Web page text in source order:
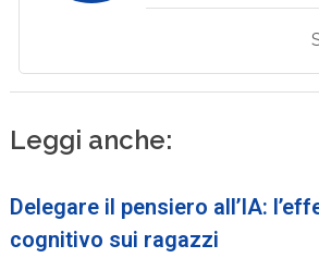
Leggi anche:
Delegare il pensiero all’IA:
cognitivo sui ragazzi